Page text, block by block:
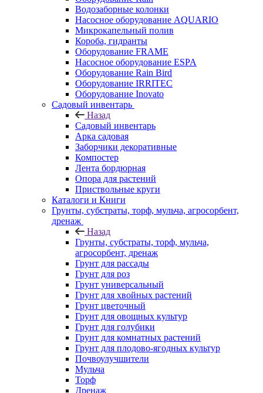
Водозаборные колонки
Насосное оборудование AQUARIO
Микрокапельный полив
Короба, гидранты
Оборудование FRAME
Насосное оборудование ESPA
Оборудование Rain Bird
Оборудование IRRITEC
Оборудование Inovato
Садовый инвентарь
Назад
Садовый инвентарь
Арка садовая
Заборчики декоративные
Компостер
Лента бордюрная
Опора для растений
Приствольные круги
Каталоги и Книги
Грунты, субстраты, торф, мульча, агросорбент,
дренаж
Назад
Грунты, субстраты, торф, мульча,
агросорбент, дренаж
Грунт для рассады
Грунт для роз
Грунт универсальный
Грунт для хвойных растений
Грунт цветочный
Грунт для овощных культур
Грунт для голубики
Грунт для комнатных растений
Грунт для плодово-ягодных культур
Почвоулучшители
Мульча
Торф
Дренаж